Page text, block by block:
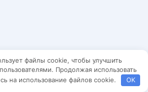
файлы cookie, чтобы улучшить
Продолжая использовать
на использование файлов cookie.
OK